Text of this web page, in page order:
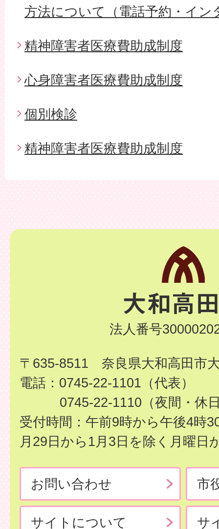
方法について（電話予約・イン
精神障害者医療費助成制度
心身障害者医療費助成制度
個別検診
精神障害者医療費助成制度
法人番号
〒635-8511 奈良県大和高田市
電話：0745-22-1101（代表）
0745-22-1110（夜間・休
受付時間：午前9時から午後4時
月29日から1月3日を除く月曜日
お問い合わせ 市
サイトについて サ